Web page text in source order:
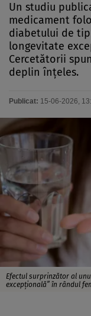
Un studiu
medicament
diabetului de
longevitate
Cercetătorii
deplin înțeles.
Publicat: 15-06-2026,
Efectul surprinzător al
excepțională” în rândul